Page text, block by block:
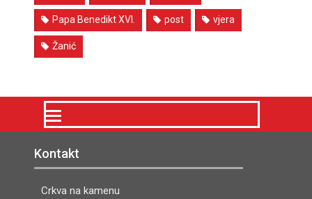
Papa Benedikt XVI. post vjera
Žanić
Kontakt
Crkva na kamenu